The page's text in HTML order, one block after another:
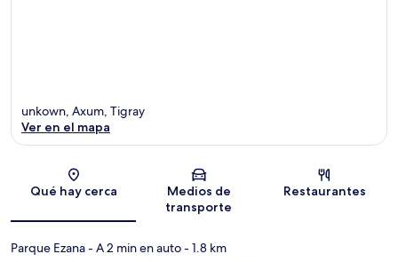
Sección del mapa
unkown, Axum, Tigray
Ver en el mapa
Qué hay cerca
Medios de
transporte
Restaurantes
Parque Ezana- A 2 min en auto- 1.8 km